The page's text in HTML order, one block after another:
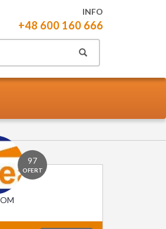
INFO
+48 600 160 666
97
OFERT